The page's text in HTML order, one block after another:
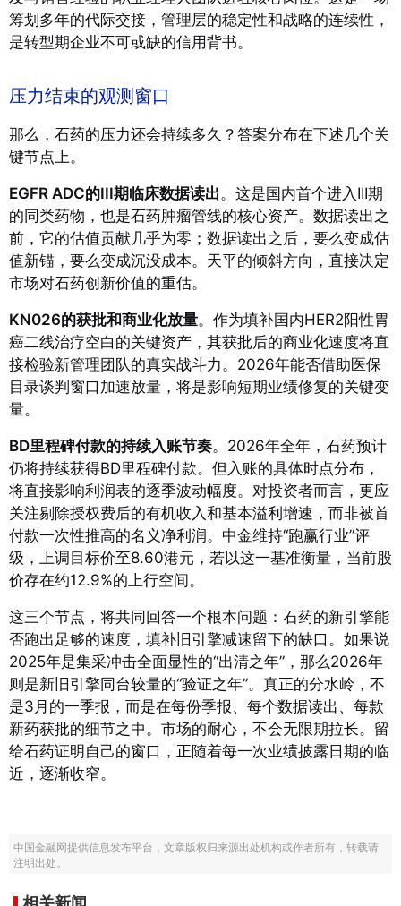
筹划多年的代际交接，管理层的稳定性和战略的连续性，
是转型期企业不可或缺的信用背书。
压力结束的观测窗口
那么，石药的压力还会持续多久？答案分布在下述几个关
键节点上。
EGFR ADC的III期临床数据读出。这是国内首个进入III期
的同类药物，也是石药肿瘤管线的核心资产。数据读出之
前，它的估值贡献几乎为零；数据读出之后，要么变成估
值新锚，要么变成沉没成本。天平的倾斜方向，直接决定
市场对石药创新价值的重估。
KN026的获批和商业化放量。作为填补国内HER2阳性胃
癌二线治疗空白的关键资产，其获批后的商业化速度将直
接检验新管理团队的真实战斗力。2026年能否借助医保
目录谈判窗口加速放量，将是影响短期业绩修复的关键变
量。
BD里程碑付款的持续入账节奏。2026年全年，石药预计
仍将持续获得BD里程碑付款。但入账的具体时点分布，
将直接影响利润表的逐季波动幅度。对投资者而言，更应
关注剔除授权费后的有机收入和基本溢利增速，而非被首
付款一次性推高的名义净利润。中金维持“跑赢行业”评
级，上调目标价至8.60港元，若以这一基准衡量，当前股
价存在约12.9%的上行空间。
这三个节点，将共同回答一个根本问题：石药的新引擎能
否跑出足够的速度，填补旧引擎减速留下的缺口。如果说
2025年是集采冲击全面显性的“出清之年”，那么2026年
则是新旧引擎同台较量的“验证之年”。真正的分水岭，不
是3月的一季报，而是在每份季报、每个数据读出、每款
新药获批的细节之中。市场的耐心，不会无限期拉长。留
给石药证明自己的窗口，正随着每一次业绩披露日期的临
近，逐渐收窄。
中国金融网提供信息发布平台，文章版权归来源出处机构或作者所有，转载请
注明出处。